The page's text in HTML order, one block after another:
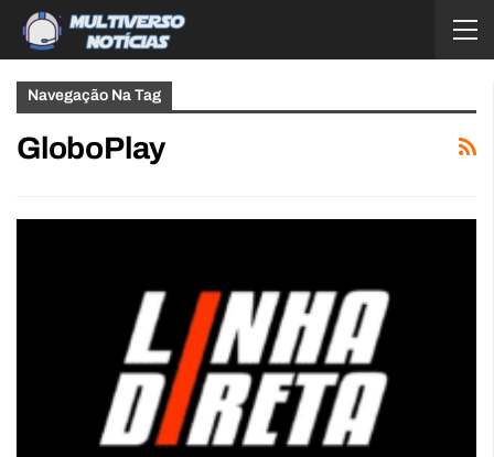
Navegação Na Tag
GloboPlay